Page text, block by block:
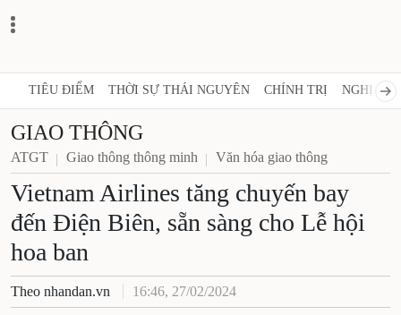
TIÊU ĐIỂM THỜI SỰ THÁI NGUYÊN CHÍNH TRỊ NGHỊ
GIAO THÔNG
ATGT Giao thông thông minh Văn hóa giao thông
Vietnam Airlines tăng chuyến bay
đến Điện Biên, sẵn sàng cho Lễ hội
hoa ban
Theo nhandan.vn 16:46, 27/02/2024